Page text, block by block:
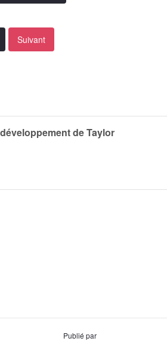
Suivant
de Taylor
Publié par